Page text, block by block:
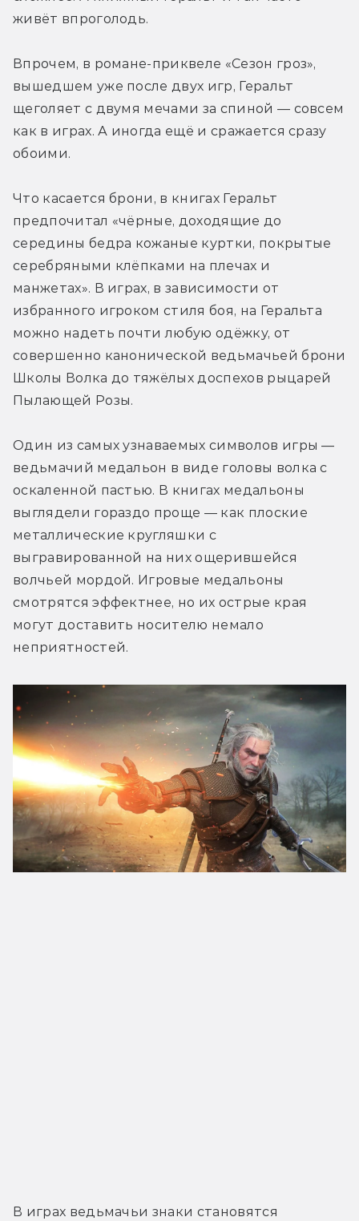
живёт впроголодь.
Впрочем, в романе-приквеле «Сезон гроз»,
вышедшем уже после двух игр, Геральт
щеголяет с двумя мечами за спиной — совсем
как в играх. А иногда ещё и сражается сразу
обоими.
Что касается брони, в книгах Геральт
предпочитал «чёрные, доходящие до
середины бедра кожаные куртки, покрытые
серебряными клёпками на плечах и
манжетах». В играх, в зависимости от
избранного игроком стиля боя, на Геральта
можно надеть почти любую одёжку, от
совершенно канонической ведьмачьей брони
Школы Волка до тяжёлых доспехов рыцарей
Пылающей Розы.
Один из самых узнаваемых символов игры —
ведьмачий медальон в виде головы волка с
оскаленной пастью. В книгах медальоны
выглядели гораздо проще — как плоские
металлические кругляшки с
выгравированной на них ощерившейся
волчьей мордой. Игровые медальоны
смотрятся эффектнее, но их острые края
могут доставить носителю немало
неприятностей.
В играх ведьмачьи знаки становятся